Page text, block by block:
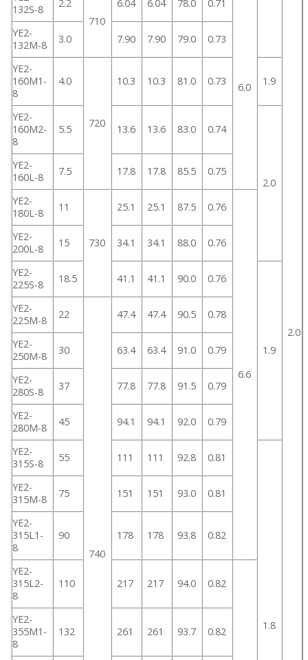
2.0
132S-8
2.2
710
6.04 6.04 78.0 0.71
6.0
YE2-
132M-8
3.0 7.90 7.90 79.0 0.73
YE2-
160M1-
8
4.0
720
10.3 10.3 81.0 0.73 1.9
YE2-
160M2-
8
5.5 13.6 13.6 83.0 0.74
2.0
YE2-
160L-8
7.5 17.8 17.8 85.5 0.75
YE2-
180L-8
11
730
25.1 25.1 87.5 0.76
6.6
YE2-
200L-8
15 34.1 34.1 88.0 0.76
YE2-
225S-8
18.5 41.1 41.1 90.0 0.76
1.9
YE2-
225M-8
22
740
47.4 47.4 90.5 0.78
YE2-
250M-8
30 63.4 63.4 91.0 0.79
YE2-
280S-8
37 77.8 77.8 91.5 0.79
YE2-
280M-8
45 94.1 94.1 92.0 0.79
YE2-
315S-8
55 111 111 92.8 0.81
1.8
YE2-
315M-8
75 151 151 93.0 0.81
YE2-
315L1-
8
90 178 178 93.8 0.82
YE2-
315L2-
8
110 217 217 94.0 0.82
YE2-
355M1-
8
132 261 261 93.7 0.82